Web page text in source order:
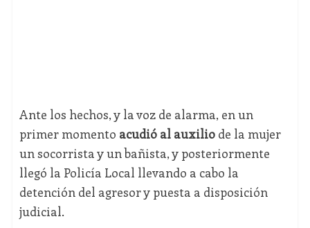
Ante los hechos, y la voz de alarma, en un
primer momento acudió al auxiliode la mujer
un socorrista y un bañista, y posteriormente
llegó la Policía Local llevando a cabo la
detención del agresor y puesta a disposición
judicial.